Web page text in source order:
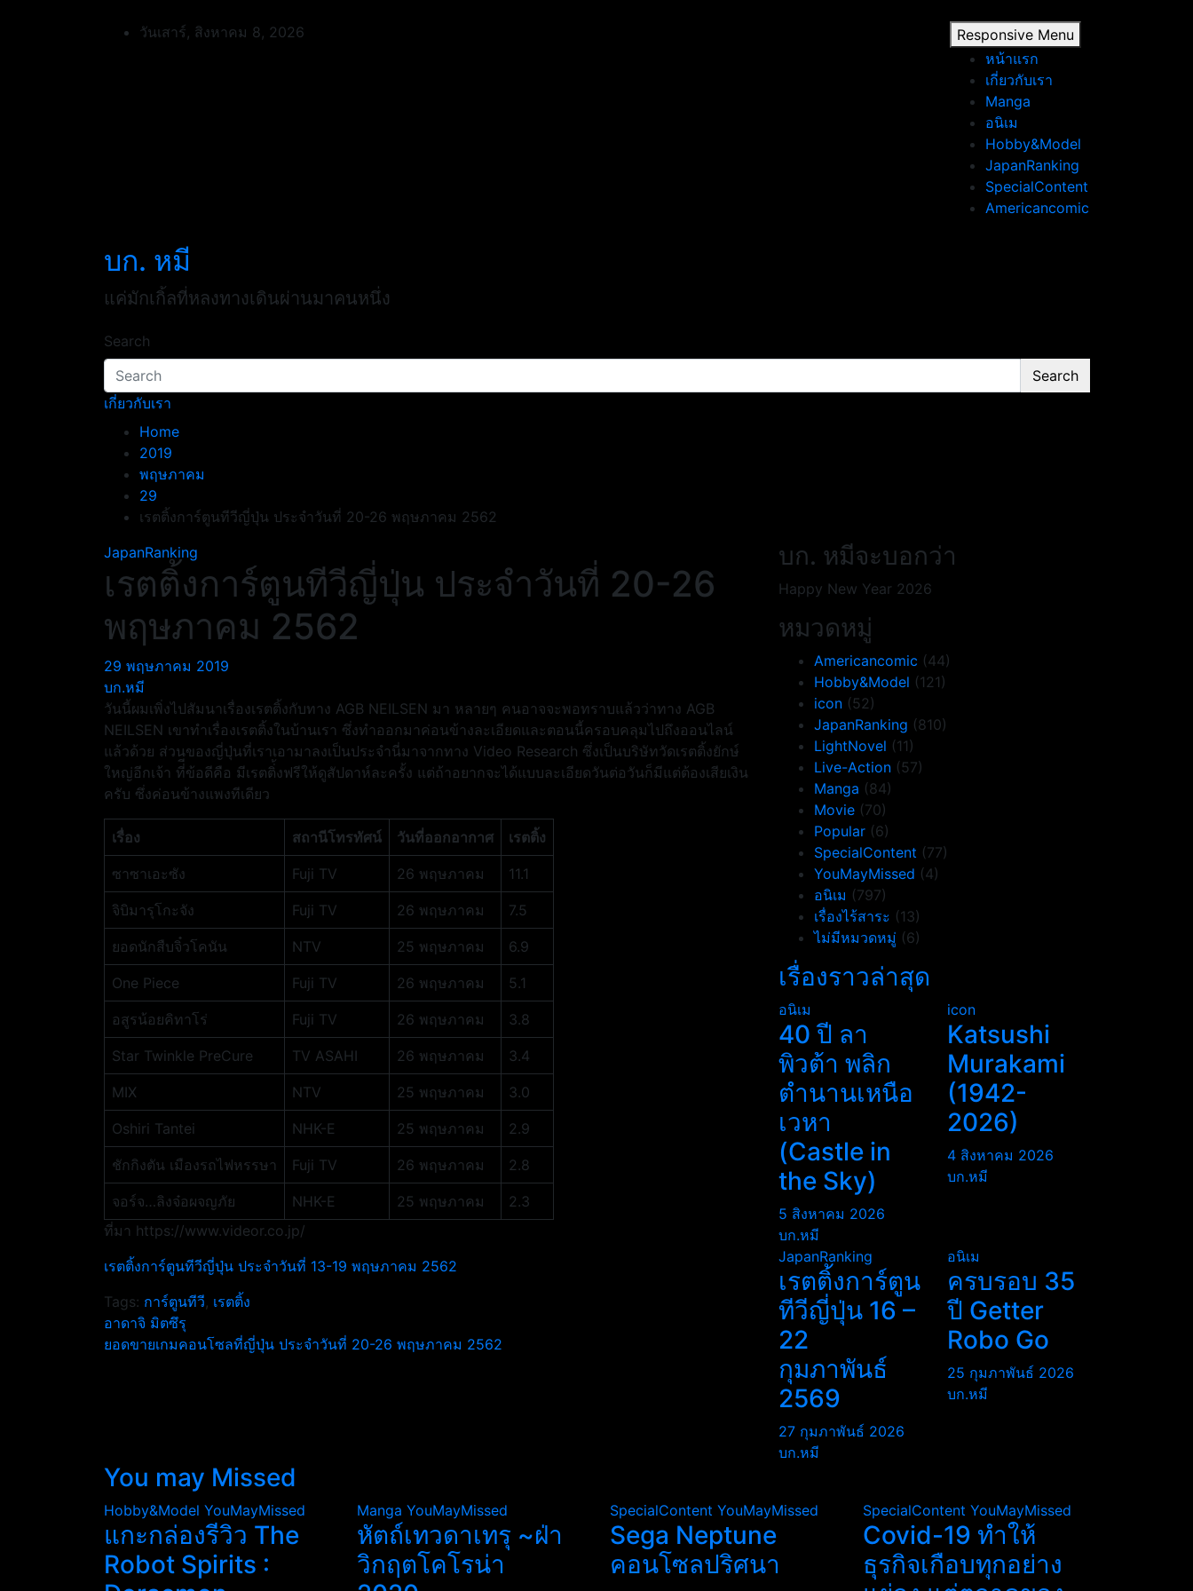
วันเสาร์, สิงหาคม 8, 2026
Responsive Menu
หน้าแรก
เกี่ยวกับเรา
Manga
อนิเม
Hobby&Model
JapanRanking
SpecialContent
Americancomic
บก. หมี
แค่มักเกิ้ลที่หลงทางเดินผ่านมาคนหนึ่ง
Search
Search
เกี่ยวกับเรา
Home
2019
พฤษภาคม
29
เรตติ้งการ์ตูนทีวีญี่ปุ่น ประจำวันที่ 20-26 พฤษภาคม 2562
JapanRanking
เรตติ้งการ์ตูนทีวีญี่ปุ่น ประจำวันที่ 20-26
พฤษภาคม 2562
29 พฤษภาคม 2019
บก.หมี
วันนี้ผมเพิ่งไปสัมนาเรื่องเรตติ้งกับทาง AGB NEILSEN มา หลายๆ คนอาจจะพอทราบแล้วว่าทาง AGB
NEILSEN เขาทำเรื่องเรตติ้งในบ้านเรา ซึ่งทำออกมาค่อนข้างละเอียดและตอนนี้ครอบคลุมไปถึงออนไลน์
แล้วด้วย ส่วนของญี่ปุ่นที่เราเอามาลงเป็นประจำนี่มาจากทาง Video Research ซึ่งเป็นบริษัทวัดเรตติ้งยักษ์
ใหญ่อีกเจ้า ที่ีข้อดีคือ มีเรตติ่้งฟรีให้ดูสัปดาห์ละครั้ง แต่ถ้าอยากจะได้แบบละเอียดวันต่อวันก็มีแต่ต้องเสียเงิน
ครับ ซึ่งค่อนข้างแพงทีเดียว
เรื่อง สถานีโทรทัศน์ วันที่ออกอากาศ เรตติ้ง
ซาซาเอะซัง Fuji TV 26 พฤษภาคม 11.1
จิบิมารุโกะจัง Fuji TV 26 พฤษภาคม 7.5
ยอดนักสืบจิ๋วโคนัน NTV 25 พฤษภาคม 6.9
One Piece Fuji TV 26 พฤษภาคม 5.1
อสูรน้อยคิทาโร่ Fuji TV 26 พฤษภาคม 3.8
Star Twinkle PreCure TV ASAHI 26 พฤษภาคม 3.4
MIX NTV 25 พฤษภาคม 3.0
Oshiri Tantei NHK-E 25 พฤษภาคม 2.9
ชักกิงตัน เมืองรถไฟหรรษา Fuji TV 26 พฤษภาคม 2.8
จอร์จ…ลิงจ๋อผจญภัย NHK-E 25 พฤษภาคม
2.3
ที่มา https://www.videor.co.jp/
เรตติ้งการ์ตูนทีวีญี่ปุ่น ประจำวันที่ 13-19 พฤษภาคม 2562
Tags: การ์ตูนทีวี, เรตติ้ง
แนะแนว
เรื่อง
อาดาจิ มิตซึรุ
ยอดขายเกมคอนโซลที่ญี่ปุ่น ประจำวันที่ 20-26 พฤษภาคม 2562
บก. หมีจะบอกว่า
Happy New Year 2026
หมวดหมู่
Americancomic (44)
Hobby&Model (121)
icon (52)
JapanRanking (810)
LightNovel (11)
Live-Action (57)
Manga (84)
Movie (70)
Popular (6)
SpecialContent (77)
YouMayMissed (4)
อนิเม (797)
เรื่องไร้สาระ (13)
ไม่มีหมวดหมู่ (6)
เรื่องราวล่าสุด
อนิเม
40 ปี ลา
พิวต้า พลิก
ตำนานเหนือ
เวหา
(Castle in
the Sky)
5 สิงหาคม 2026
บก.หมี
icon
Katsushi
Murakami
(1942-
2026)
4 สิงหาคม 2026
บก.หมี
JapanRanking
เรตติ้งการ์ตูน
ทีวีญี่ปุ่น 16 –
22
กุมภาพันธ์
2569
27 กุมภาพันธ์ 2026
บก.หมี
อนิเม
ครบรอบ 35
ปี Getter
Robo Go
25 กุมภาพันธ์ 2026
บก.หมี
You may Missed
Hobby&Model YouMayMissed
แกะกล่องรีวิว The
Robot Spirits :
Manga YouMayMissed
หัตถ์เทวดาเทรุ ~ฝ่า
วิกฤตโคโรน่า
SpecialContent YouMayMissed
Sega Neptune
คอนโซลปริศนา
SpecialContent YouMayMissed
Covid-19 ทำให้
ธุรกิจเกือบทุกอย่าง